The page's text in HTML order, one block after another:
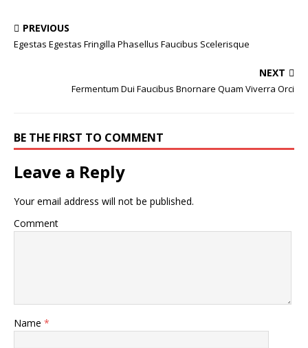
PREVIOUS
Egestas Egestas Fringilla Phasellus Faucibus Scelerisque
NEXT
Fermentum Dui Faucibus Bnornare Quam Viverra Orci
BE THE FIRST TO COMMENT
Leave a Reply
Your email address will not be published.
Comment
Name *